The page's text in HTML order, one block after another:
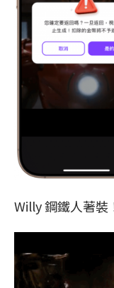
Willy 鋼鐵人著裝